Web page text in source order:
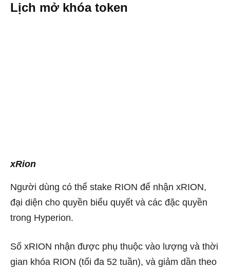
Lịch mở khóa token
xRion
Người dùng có thể stake RION để nhận xRION,
đại diện cho quyền biểu quyết và các đặc quyền
trong Hyperion.
Số xRION nhận được phụ thuộc vào lượng và thời
gian khóa RION (tối đa 52 tuần), và giảm dần theo